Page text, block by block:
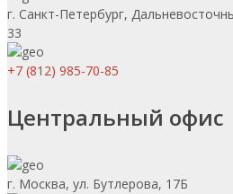
г. Санкт-Петербург,
33
+7 (812) 985-70-85
Центральный офис
г. Москва, ул. Бутлерова, 17Б